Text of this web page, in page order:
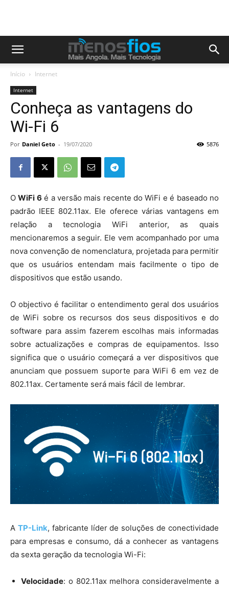
Início Internet
Internet
Conheça as vantagens do
Wi-Fi 6
Por Daniel Geto - 19/07/2020 5876
OWiFi 6 é a versão mais recente do WiFi e é baseado no
padrão IEEE 802.11ax. Ele oferece várias vantagens em
relação a tecnologia WiFi anterior, as quais
mencionaremos a seguir. Ele vem acompanhado por uma
nova convenção de nomenclatura, projetada para permitir
que os usuários entendam mais facilmente o tipo de
dispositivos que estão usando.
O objectivo é facilitar o entendimento geral dos usuários
de WiFi sobre os recursos dos seus dispositivos e do
software para assim fazerem escolhas mais informadas
sobre actualizações e compras de equipamentos. Isso
significa que o usuário começará a ver dispositivos que
anunciam que possuem suporte para WiFi 6 em vez de
802.11ax. Certamente será mais fácil de lembrar.
A TP-Link, fabricante líder de soluções de conectividade
para empresas e consumo, dá a conhecer as vantagens
da sexta geração da tecnologia Wi-Fi:
Velocidade: o 802.11ax melhora consideravelmente a